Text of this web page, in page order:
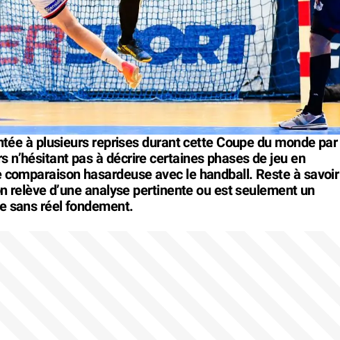
à plusieurs reprises durant cette Coupe du monde par
n’hésitant pas à décrire certaines phases de jeu en
comparaison hasardeuse avec le handball. Reste à savoir
relève d’une analyse pertinente ou est seulement un
sans réel fondement.